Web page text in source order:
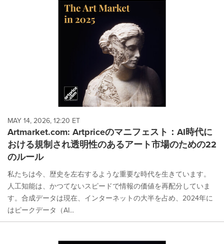
MAY 14, 2026, 12:20 ET
Artmarket.com: Artpriceのマニフェスト：AI時代に
おける規制され透明性のあるアート市場のための22
のルール
私たちは今、歴史を左右するような重要な時代を生きています。
人工知能は、かつてないスピードで情報の価値を再配分していま
す。合成データは現在、インターネットの大半を占め、2024年に
はピークデータ（AI...